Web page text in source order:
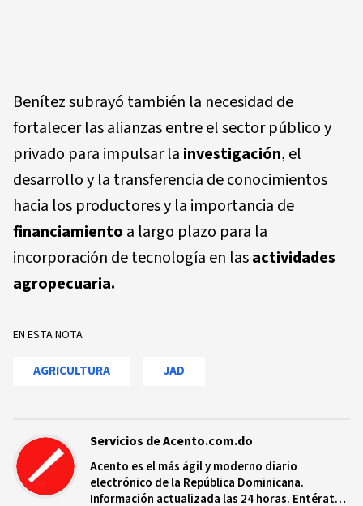
Benítez subrayó también la necesidad de
fortalecer las alianzas entre el sector público y
privado para impulsar la investigación, el
desarrollo y la transferencia de conocimientos
hacia los productores y la importancia de
financiamiento a largo plazo para la
incorporación de tecnología en lasactividades
agropecuaria.
EN ESTA NOTA
AGRICULTURA JAD
Servicios de Acento.com.do
Acento es el más ágil y moderno diario
electrónico de la República Dominicana.
Información actualizada las 24 horas. Entérate